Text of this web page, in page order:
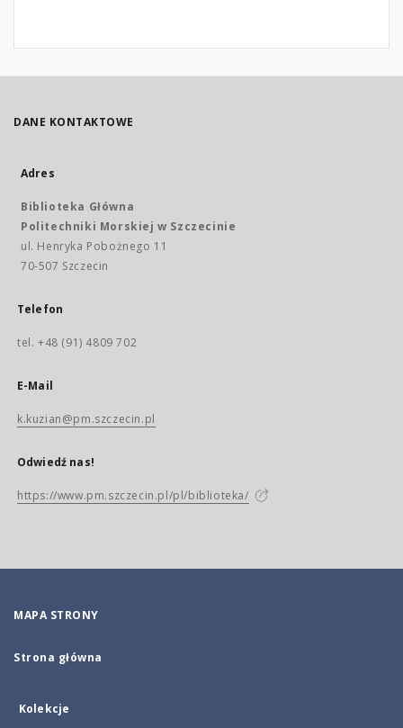
DANE KONTAKTOWE
Adres
Biblioteka Główna
Politechniki Morskiej w Szczecinie
ul. Henryka Pobożnego 11
70-507 Szczecin
Telefon
tel. +48 (91) 4809 702
E-Mail
k.kuzian@pm.szczecin.pl
Odwiedź nas!
https://www.pm.szczecin.pl/pl/biblioteka/
MAPA STRONY
Strona główna
Kolekcje